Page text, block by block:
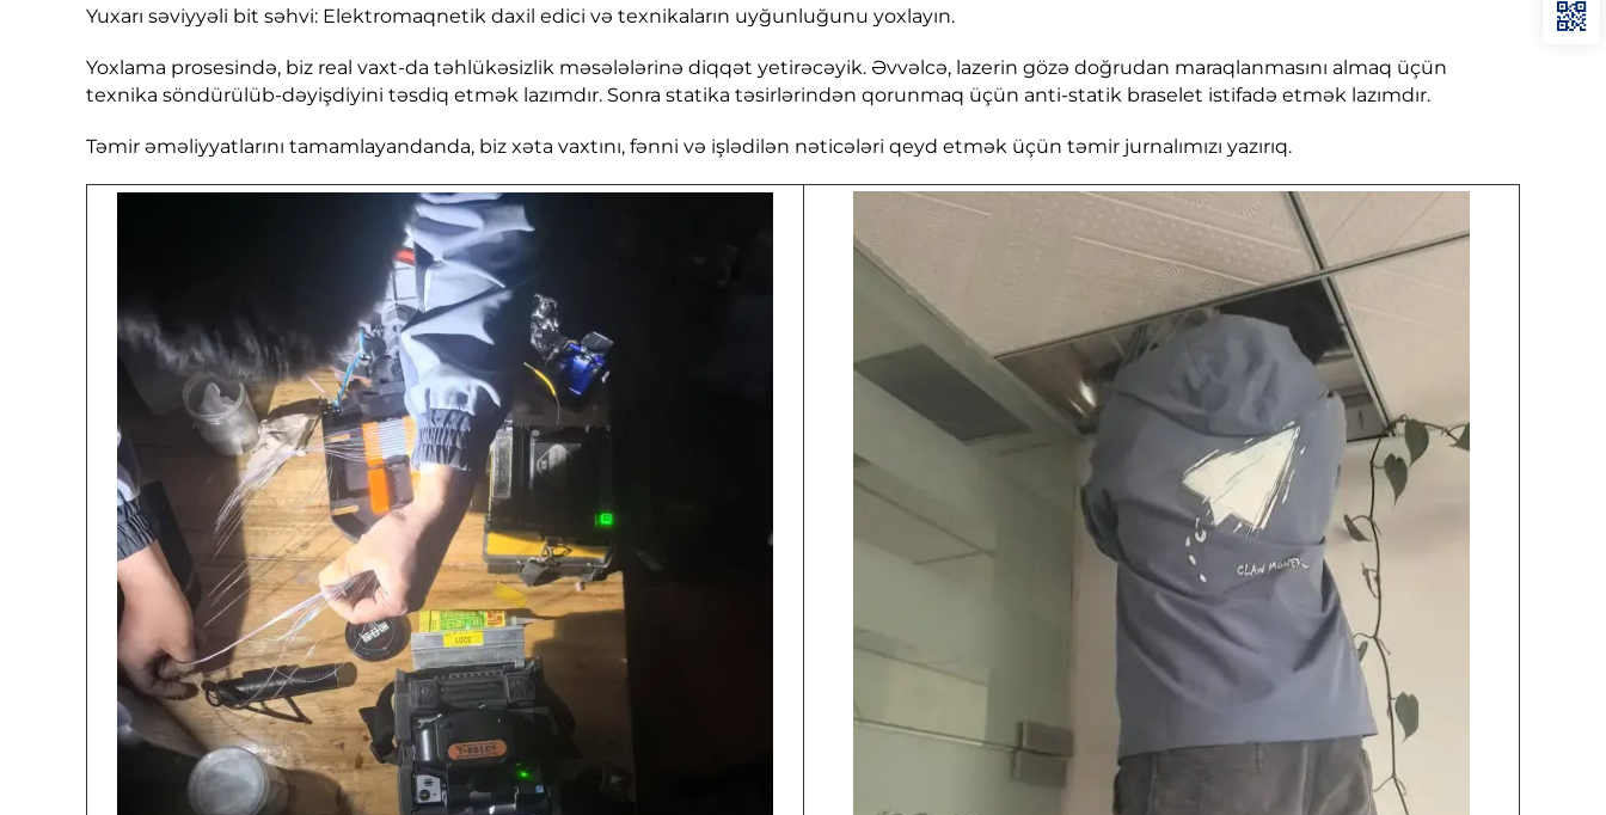
Yuxarı səviyyəli bit səhvi: Elektromaqnetik daxil edici və texnikaların uyğunluğunu yoxlayın.
Yoxlama prosesində, biz real vaxt-da təhlükəsizlik məsələlərinə diqqət yetirəcəyik. Əvvəlcə, lazerin gözə doğrudan maraqlanmasını almaq üçün
texnika söndürülüb-dəyişdiyini təsdiq etmək lazımdır. Sonra statika təsirlərindən qorunmaq üçün anti-statik braselet istifadə etmək lazımdır.
Təmir əməliyyatlarını tamamlayandanda, biz xəta vaxtını, fənni və işlədilən nəticələri qeyd etmək üçün təmir jurnalımızı yazırıq.